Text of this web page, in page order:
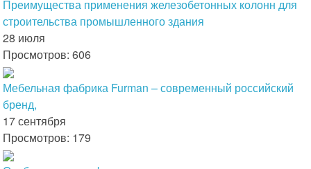
Преимущества применения железобетонных колонн для
строительства промышленного здания
28 июля
Просмотров: 606
Мебельная фабрика Furman – современный российский
бренд,
17 сентября
Просмотров: 179